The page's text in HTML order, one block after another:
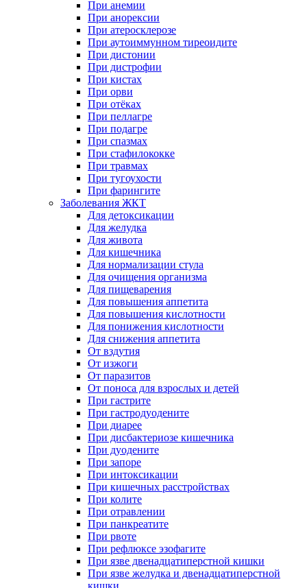
При анемии
При анорексии
При атеросклерозе
При аутоиммунном тиреоидите
При дистонии
При дистрофии
При кистах
При орви
При отёках
При пеллагре
При подагре
При спазмах
При стафилококке
При травмах
При тугоухости
При фарингите
Заболевания ЖКТ
Для детоксикации
Для желудка
Для живота
Для кишечника
Для нормализации стула
Для очищения организма
Для пищеварения
Для повышения аппетита
Для повышения кислотности
Для понижения кислотности
Для снижения аппетита
От вздутия
От изжоги
От паразитов
От поноса для взрослых и детей
При гастрите
При гастродуодените
При диарее
При дисбактериозе кишечника
При дуодените
При запоре
При интоксикации
При кишечных расстройствах
При колите
При отравлении
При панкреатите
При рвоте
При рефлюксе эзофагите
При язве двенадцатиперстной кишки
При язве желудка и двенадцатиперстной
кишки